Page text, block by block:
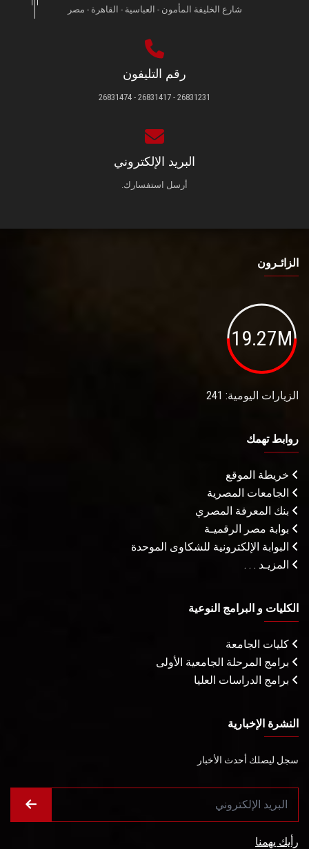
شارع الخليفة المأمون - العباسية - القاهرة - مصر
رقم التليفون
26831231 - 26831417 - 26831474
البريد الإلكتروني
أرسل استفسارك.
الزائـرون
19.27M
الزيارات اليومية: 241
روابط تهمك
خريطة الموقع
الجامعات المصرية
بنك المعرفة المصري
بوابة مصر الرقميـة
البوابة الإلكترونية للشكاوى الموحدة
المزيـد . . .
الكليات و البرامج النوعية
كليات الجامعة
برامج المرحلة الجامعية الأولى
برامج الدراسات العليا
النشرة الإخبارية
سجل ليصلك أحدث الأخبار
رأيك يهمنا